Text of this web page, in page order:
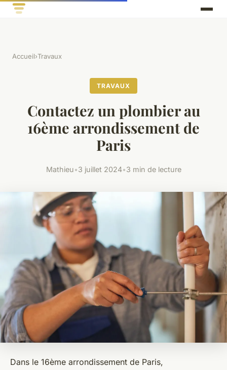
Accueil›Travaux
TRAVAUX
Contactez un plombier au
16ème arrondissement de
Paris
Mathieu•3 juillet 2024•3 min de lecture
Dans le 16ème arrondissement de Paris,